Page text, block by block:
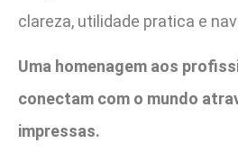
clareza, utilidade pratica e
Uma homenagem aos
conectam com o mundo
impressas.